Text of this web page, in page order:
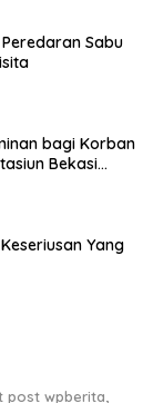
Sabu
bagi Korban
Bekasi
Yang
post wpberita,